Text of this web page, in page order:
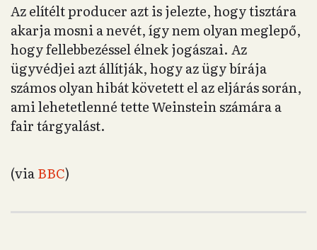
Az elítélt producer azt is jelezte, hogy tisztára
akarja mosni a nevét, így nem olyan meglepő,
hogy fellebbezéssel élnek jogászai. Az
ügyvédjei azt állítják, hogy az ügy bírája
számos olyan hibát követett el az eljárás során,
ami lehetetlenné tette Weinstein számára a
fair tárgyalást.
(viaBBC)